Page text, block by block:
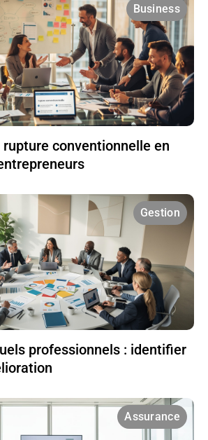
Business
conventionnelle en
Gestion
professionnels : identifier
Assurance